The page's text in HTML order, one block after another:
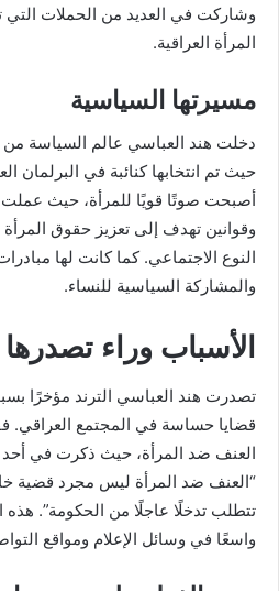
وشاركت في العديد من الحملات
المرأة العراقية.
مسيرتها السياسية
دخلت هند العباسي عالم السياسة من
حيث تم انتخابها كنائبة في البرلمان
أصبحت صوتًا قويًا للمرأة، حيث
وقوانين تهدف إلى تعزيز حقوق
النوع الاجتماعي. كما كانت لها
والمشاركة السياسية للنساء.
الأسباب وراء تصدرها
تصدرت هند العباسي الترند مؤخرًا
قضايا حساسة في المجتمع العراقي.
العنف ضد المرأة، حيث ذكرت في أحد
“العنف ضد المرأة ليس مجرد قضية
تتطلب تدخلًا عاجلًا من الحكومة”.
واسعًا في وسائل الإعلام ومواقع